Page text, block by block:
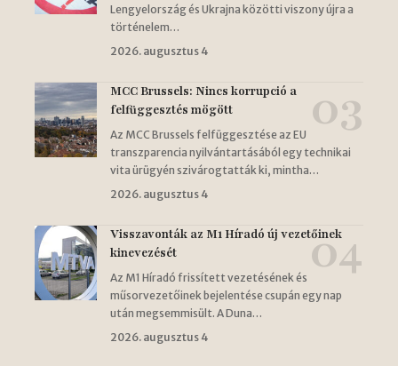
Lengyelország és Ukrajna közötti viszony újra a
történelem…
2026. augusztus 4
MCC Brussels: Nincs korrupció a
felfüggesztés mögött
Az MCC Brussels felfüggesztése az EU
transzparencia nyilvántartásából egy technikai
vita ürügyén szivárogtatták ki, mintha…
2026. augusztus 4
Visszavonták az M1 Híradó új vezetőinek
kinevezését
Az M1 Híradó frissített vezetésének és
műsorvezetőinek bejelentése csupán egy nap
után megsemmisült. A Duna…
2026. augusztus 4